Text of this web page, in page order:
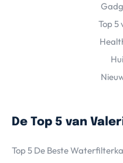
Top 5
De Top 5 van
Top 5 De Beste